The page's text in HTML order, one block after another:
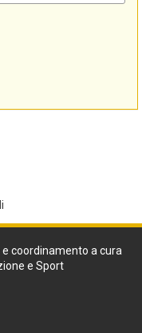
coordinamento a cura
e Sport